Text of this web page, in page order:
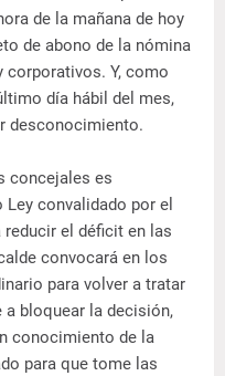
de la mañana de hoy
de abono de la nómina
Y, como
día hábil del mes,
desconocimiento.
concejales es
convalidado por el
el déficit en las
convocará en los
para volver a tratar
bloquear la decisión,
conocimiento de la
para que tome las